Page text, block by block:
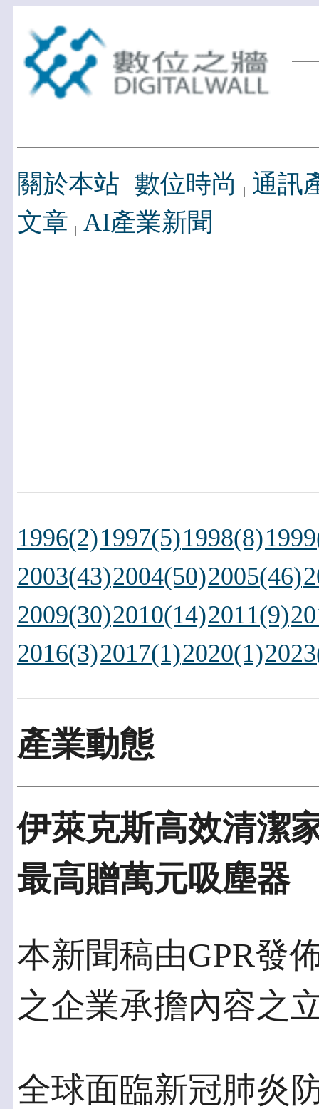
關於本站 數位時尚
通訊
文章 AI產業新聞
1996(2)1997(5)1998(8)
2003(43)2004(50)2005(46)
2009(30)2010(14)2011(9)
2016(3)2017(1)2020(1)
產業動態
伊萊克斯高效清潔
最高贈萬元吸塵器
本新聞稿由GPR發
之企業承擔內容之
全球面臨新冠肺炎